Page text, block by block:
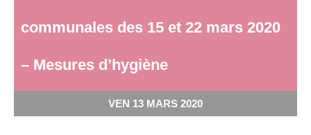
communales des 15 et 22 mars 2020
– Mesures d’hygiène
VEN 13 MARS 2020